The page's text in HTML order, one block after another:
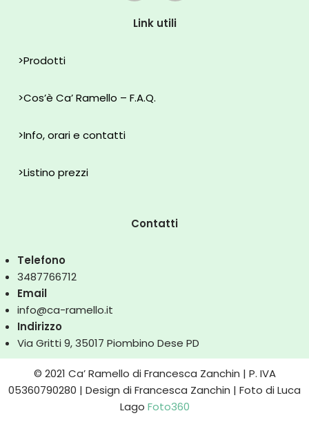
Link utili
>Prodotti
>Cos’è Ca’ Ramello – F.A.Q.
>Info, orari e contatti
>Listino prezzi
Contatti
Telefono
3487766712
Email
info@ca-ramello.it
Indirizzo
Via Gritti 9, 35017 Piombino Dese PD
© 2021 Ca’ Ramello di Francesca Zanchin | P. IVA
05360790280 | Design di Francesca Zanchin | Foto di Luca
Lago Foto360